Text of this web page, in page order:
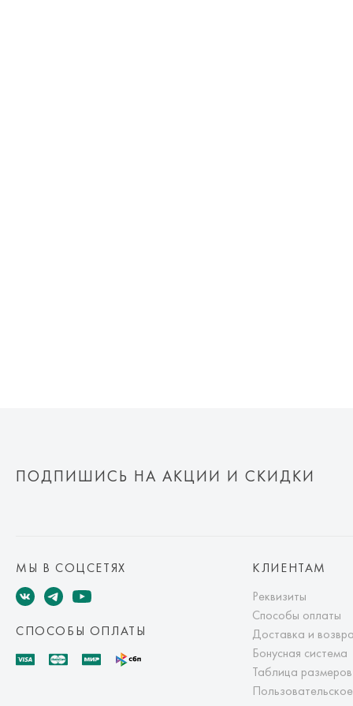
ПОДПИШИСЬ НА АКЦИИ И СКИДКИ
МЫ В СОЦСЕТЯХ
СПОСОБЫ ОПЛАТЫ
КЛИЕНТАМ
Реквизиты
Способы оплаты
Доставка и
Бонусная система
Таблица размеров